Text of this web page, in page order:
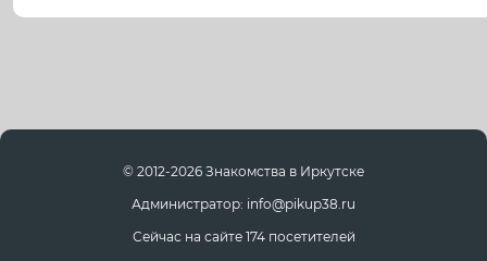
© 2012-2026 Знакомства в Иркутске
Администратор: info@pikup38.ru
Сейчас на сайте 174 посетителей